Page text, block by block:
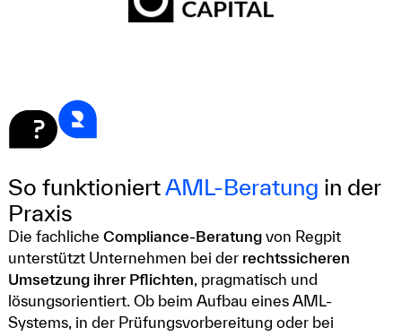
So funktioniertAML-Beratung in der
Praxis
Die fachliche Compliance-Beratungvon Regpit
unterstützt Unternehmen bei der rechtssicheren
Umsetzung ihrer Pflichten, pragmatisch und
lösungsorientiert. Ob beim Aufbau eines AML-
Systems, in der Prüfungsvorbereitung oder bei